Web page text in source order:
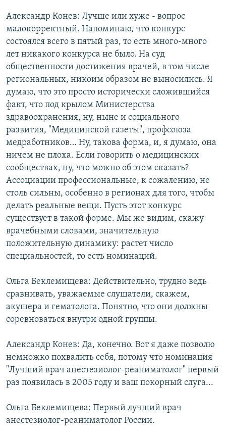
Александр Конев: Лучше или хуже - вопрос
малокорректный. Напоминаю, что конкурс
состоялся всего в пятый раз, то есть много-много
лет никакого конкурса не было. На суд
общественности достижения врачей, в том числе
региональных, никоим образом не выносились. Я
думаю, что это просто исторически сложившийся
факт, что под крылом Министерства
здравоохранения, ну, ныне и социального
развития, "Медицинской газеты", профсоюза
медработников… Ну, такова форма, и, я думаю, она
ничем не плоха. Если говорить о медицинских
сообществах, ну, что можно об этом сказать?
Ассоциации профессиональные, к сожалению, не
столь сильны, особенно в регионах для того, чтобы
делать реальные вещи. Пусть этот конкурс
существует в такой форме. Мы же видим, скажу
врачебными словами, значительную
положительную динамику: растет число
специальностей, то есть номинаций.
Ольга Беклемищева: Действительно, трудно ведь
сравнивать, уважаемые слушатели, скажем,
акушера и гематолога. Понятно, что они должны
соревноваться внутри одной группы.
Александр Конев: Да, конечно. Вот я даже позволю
немножко похвалить себя, потому что номинация
"Лучший врач анестезиолог-реаниматолог" первый
раз появилась в 2005 году и ваш покорный слуга...
Ольга Беклемищева: Первый лучший врач
анестезиолог-реаниматолог России.